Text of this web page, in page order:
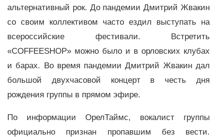
альтернативный рок. До пандемии Дмитрий Жвакин
со своим коллективом часто ездил выступать на
всероссийские фестивали. Встретить
«COFFEESHOP» можно было и в орловских клубах
и барах. Во время пандемии Дмитрий Жвакин дал
большой двухчасовой концерт в честь дня
рождения группы в прямом эфире.
По информации ОрелТаймс, вокалист группы
официально признан пропавшим без вести.